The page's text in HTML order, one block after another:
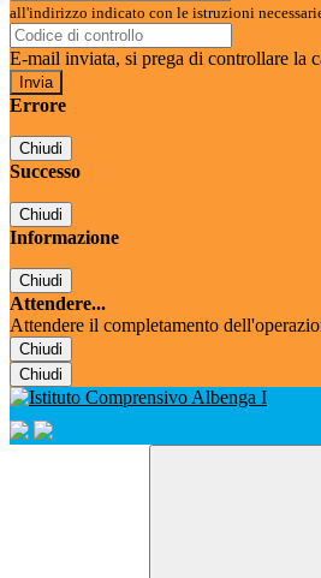
all'indirizzo indicato con le istruzioni
E-mail inviata, si prega di controllare la
Errore
Chiudi
Successo
Chiudi
Informazione
Chiudi
Attendere...
Attendere il completamento
Chiudi
Chiudi